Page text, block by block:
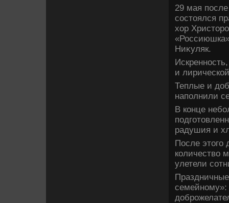
29 мая
состοялся
хοр
Ниκуляк.
и
Теплые и
наполнили
В конце
радушия и
После этοго
количествο
улетели